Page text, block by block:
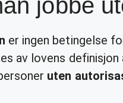
er ingen betingelse
av lovens
uten